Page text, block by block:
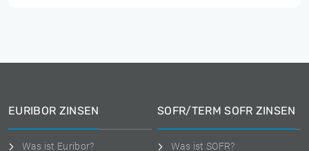
EURIBOR ZINSEN
Was ist Euribor?
SOFR/TERM SOFR ZINSEN
Was ist SOFR?